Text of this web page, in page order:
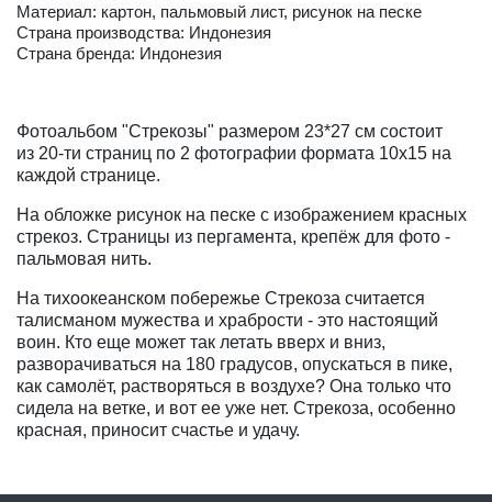
Материал: картон, пальмовый лист, рисунок на песке
Страна производства: Индонезия
Страна бренда: Индонезия
Фотоальбом "Стрекозы" размером 23*27 см состоит
из 20-ти страниц по 2 фотографии формата 10х15 на
каждой странице.
На обложке рисунок на песке с изображением красных
стрекоз. Страницы из пергамента, крепёж для фото -
пальмовая нить.
На тихоокеанском побережье Стрекоза считается
талисманом мужества и храбрости - это настоящий
воин. Кто еще может так летать вверх и вниз,
разворачиваться на 180 градусов, опускаться в пике,
как самолёт, растворяться в воздухе? Она только что
сидела на ветке, и вот ее уже нет. Стрекоза, особенно
красная, приносит счастье и удачу.